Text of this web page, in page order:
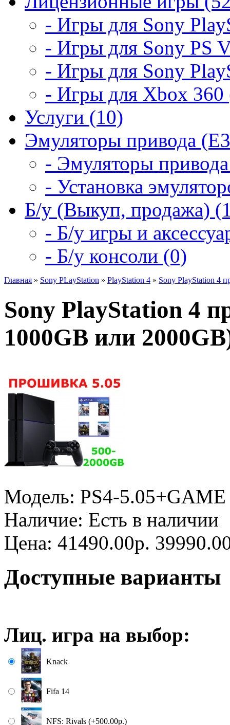
- Игры для Sony
- Игры для Sony PS
- Игры для Sony
- Игры для Xbox 360
Услуги (10)
Эмуляторы привода
- Эмуляторы
- Установка
Б/у (Выкуп, продажа)
- Б/у игры и
- Б/у консоли (0)
Главная » Sony PLayStation » PlayStation 4 » Sony PlayStation 4
Sony PlayStation 4
1000GB или
Модель: PS4-5.05+GAME
Наличие: Есть в наличии
Цена: 41490.00р.
Доступные варианты
Лиц. игра на выбор:
Knack
Fifa 14
NFS: Rivals (+500.00р.)